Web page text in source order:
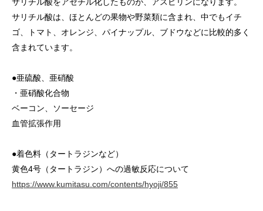
サリチル酸は、ほとんどの果物や野菜類に含まれ、中でもイチ
ゴ、トマト、オレンジ、パイナップル、ブドウなどに比較的多く
含まれています。
●亜硫酸、亜硝酸
・亜硝酸化合物
ベーコン、ソーセージ
血管拡張作用
●着色料（タートラジンなど）
黄色4号（タートラジン）への過敏反応について
https://www.kumitasu.com/contents/hyoji/855